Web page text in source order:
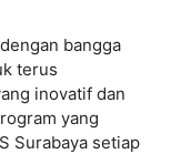
bangga
terus
inovatif dan
yang
Surabaya setiap